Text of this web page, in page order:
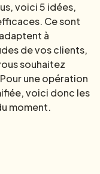
voici 5 idées,
Ce sont
à
de vos clients,
souhaitez
une opération
voici donc les
moment.